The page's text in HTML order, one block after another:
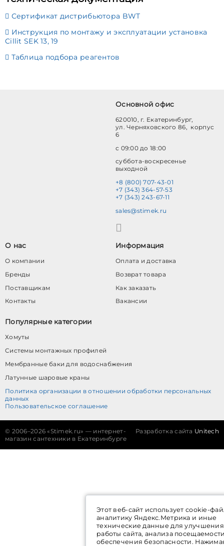
Сертификат дистрибьютора BWT
Инструкция по монтажу и эксплуатации установка
Cillit SEK 13, 19
Таблица подбора реагентов
Основной офис
620010, г. Екатеринбург,
ул. Черняховского 86, корпус
6
с 09:00 до 18:00
суббота-воскресенье
выходной
+8 (800) 707-43-01
+7 (343) 364-57-53
+7 (343) 243-67-11
sales@stimek.ru
О нас
О компании
Бренды
Поставщикам
Контакты
Информация
Оплата и доставка
Возврат товара
Как заказать
Вакансии
Популярные категории
Хомуты
Системы монтажных профилей
Мембранные баки для водоснабжения
Латунные шаровые краны
Политика организации в отношении обработки персональных
данных
Пользовательское соглашение
© 2006–2026 «Stimek.ru» — интернет-
магазин сантехники в Екатеринбурге
Разработка сайта Unitech
Этот веб-сайт использует cookie-
аналитику Яндекс.Метрика и иные
технические данные для улучшения
работы сайта, анализа
обеспечения безопасности.